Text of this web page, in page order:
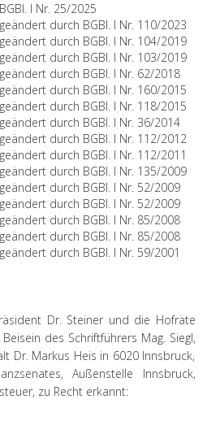
I Nr. 25/2025
durch BGBl. I Nr. 110/2023
durch BGBl. I Nr. 104/2019
durch BGBl. I Nr. 103/2019
durch BGBl. I Nr. 62/2018
durch BGBl. I Nr. 160/2015
durch BGBl. I Nr. 118/2015
durch BGBl. I Nr. 36/2014
durch BGBl. I Nr. 112/2012
durch BGBl. I Nr. 112/2011
durch BGBl. I Nr. 135/2009
durch BGBl. I Nr. 52/2009
durch BGBl. I Nr. 52/2009
durch BGBl. I Nr. 85/2008
durch BGBl. I Nr. 85/2008
durch BGBl. I Nr. 59/2001
Dr. Steiner und die Hofräte
des Schriftführers Mag. Siegl,
Dr. Markus Heis in 6020 Innsbruck,
Außenstelle Innsbruck,
zu Recht erkannt: